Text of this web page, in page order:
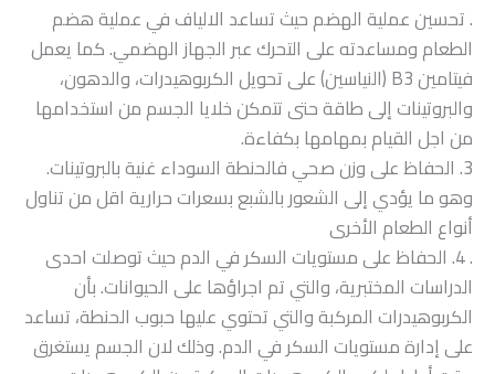
. تحسين عملية الهضم حيث تساعد الالياف في عملية هضم
الطعام ومساعدته على التحرك عبر الجهاز الهضمي. كما يعمل
فيتامين B3 (النياسين) على تحويل الكربوهيدرات، والدهون،
والبروتينات إلى طاقة حتى تتمكن خلايا الجسم من استخدامها
من اجل القيام بمهامها بكفاءة.
3. الحفاظ على وزن صحي فالحنطة السوداء غنية بالبروتينات.
وهو ما يؤدي إلى الشعور بالشبع بسعرات حرارية اقل من تناول
أنواع الطعام الأخرى
. 4. الحفاظ على مستويات السكر في الدم حيث توصلت احدى
الدراسات المختبرية، والتي تم اجراؤها على الحيوانات. بأن
الكربوهيدرات المركبة والتي تحتوي عليها حبوب الحنطة، تساعد
على إدارة مستويات السكر في الدم. وذلك لان الجسم يستغرق